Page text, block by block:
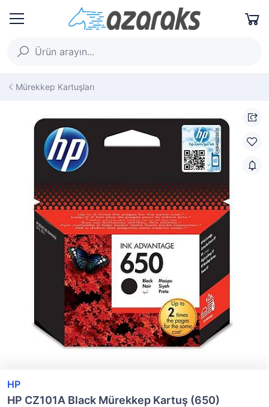
Mürekkep Kartuşları
HP
HP CZ101A Black Mürekkep Kartuş (650)